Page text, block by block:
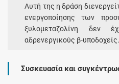
Αυτή της η δράση
ενεργοποίησης των
ξυλομεταζολίνη δεν
αδρενεργικούς β-υποδοχείς.
Συσκευασία και